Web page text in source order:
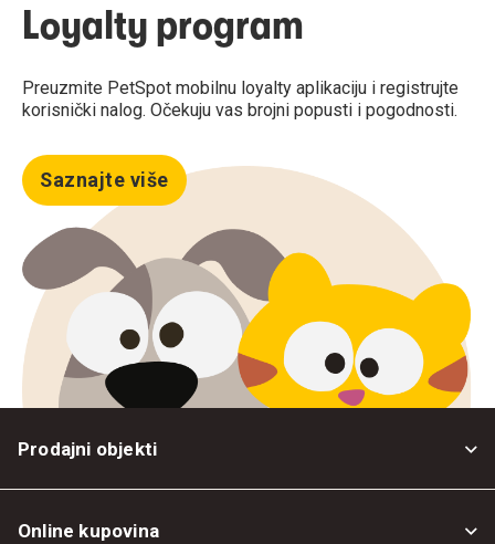
Loyalty program
Preuzmite PetSpot mobilnu loyalty aplikaciju i registrujte
korisnički nalog. Očekuju vas brojni popusti i pogodnosti.
Saznajte više
Prodajni objekti
Online kupovina